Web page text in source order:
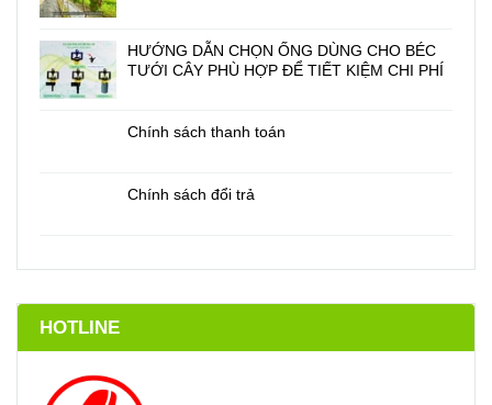
HƯỚNG DẪN CHỌN ỐNG DÙNG CHO BÉC
TƯỚI CÂY PHÙ HỢP ĐỂ TIẾT KIỆM CHI PHÍ
Chính sách thanh toán
Chính sách đổi trả
HOTLINE